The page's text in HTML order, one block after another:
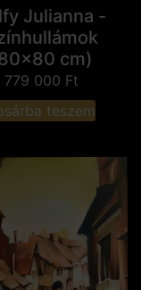
Julianna -
cm)
779 000 Ft
teszem